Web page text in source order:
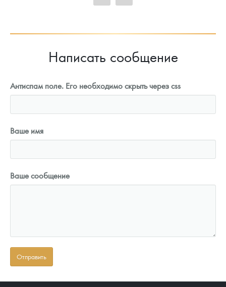
Написать сообщение
Антиспам поле. Его необходимо скрыть через css
Ваше имя
Ваше сообщение